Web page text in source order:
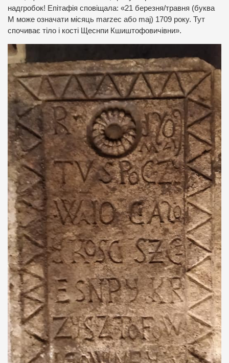
надгробок! Епітафія сповіщала: «21 березня/травня (буква
М може означати місяць marzec або maj) 1709 року. Тут
спочиває тіло і кості Щеснпи Кшиштофовичівни».